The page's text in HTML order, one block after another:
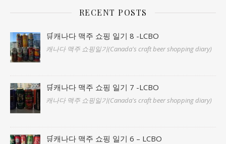
RECENT POSTS
🛒캐나다 맥주 쇼핑 일기 8 -LCBO
캐나다 맥주 쇼핑일기(Canada's craft beer shopping diary)
🛒캐나다 맥주 쇼핑 일기 7 -LCBO
캐나다 맥주 쇼핑일기(Canada's craft beer shopping diary)
🛒캐나다 맥주 쇼핑 일기 6 – LCBO